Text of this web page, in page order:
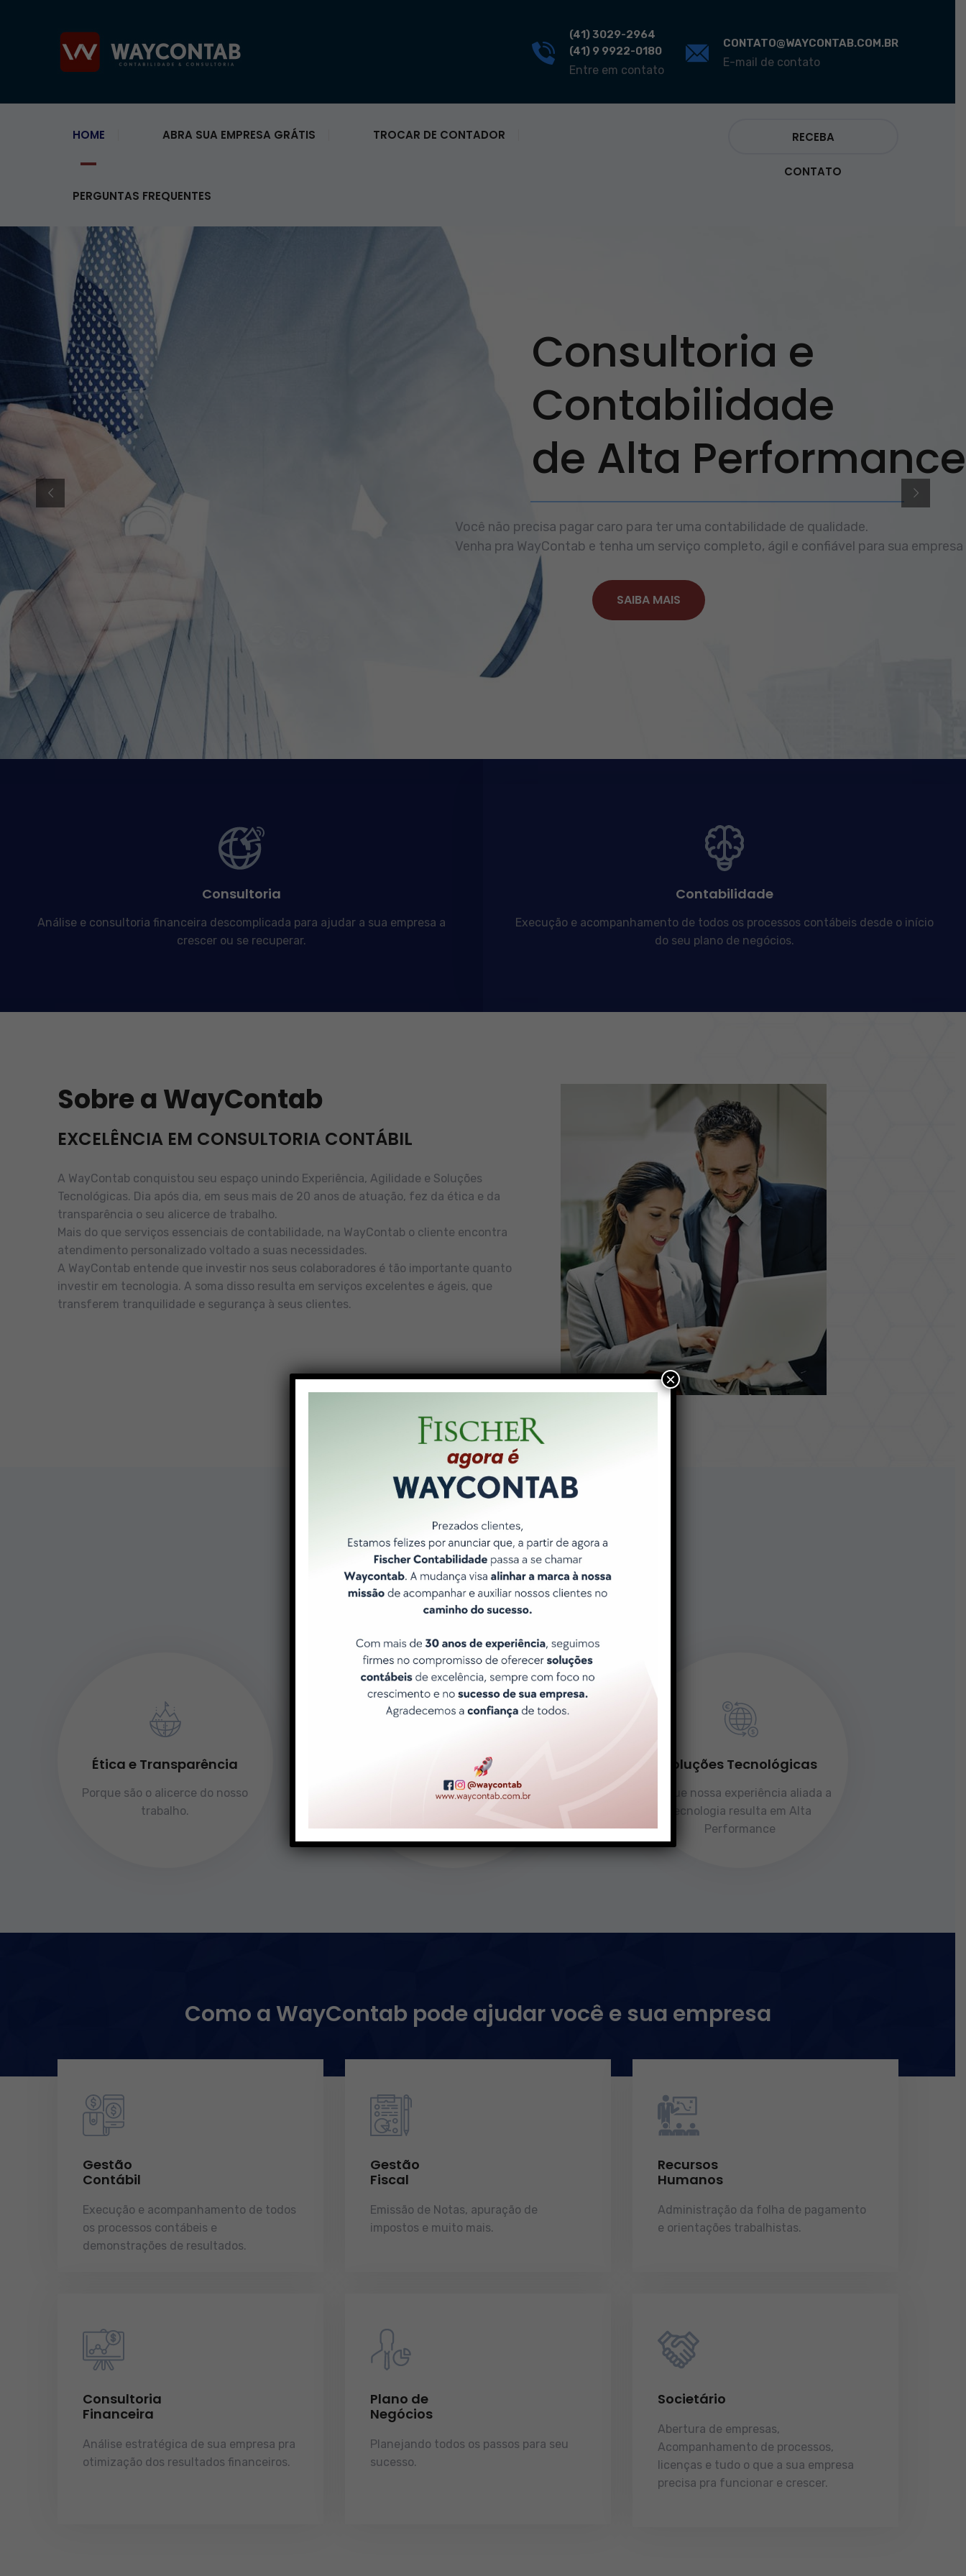
(41) 3029-2964
(41) 9 9922-0180
Entre em contato
CONTATO@WAYCONTAB.COM.BR
E-mail de contato
HOME ABRA SUA EMPRESA GRÁTIS TROCAR DE CONTADOR
PERGUNTAS FREQUENTES
RECEBA
CONTATO
Consultoria e
Contabilidade
de Alta Performance
Você não precisa pagar caro para ter uma contabilidade de qualidade.
Venha pra WayContab e tenha um serviço completo, ágil e confiável para sua empresa
SAIBA MAIS
Consultoria
Análise e consultoria financeira descomplicada para ajudar a sua empresa a
crescer ou se recuperar.
Contabilidade
Execução e acompanhamento de todos os processos contábeis desde o início
do seu plano de negócios.
Sobre a WayContab
EXCELÊNCIA EM CONSULTORIA CONTÁBIL
A WayContab conquistou seu espaço unindo Experiência, Agilidade e Soluções
Tecnológicas. Dia após dia, em seus mais de 20 anos de atuação, fez da ética e da
transparência o seu alicerce de trabalho.
Mais do que serviços essenciais de contabilidade, na WayContab o cliente encontra
atendimento personalizado voltado a suas necessidades.
A WayContab entende que investir nos seus colaboradores é tão importante quanto
investir em tecnologia. A soma disso resulta em serviços excelentes e ágeis, que
transferem tranquilidade e segurança à seus clientes.
Nossos Pilares
Nossa forma de entregar resultados é norteada por 3 pilares básicos:
Ética e Transparência
Porque são o alicerce do nosso
trabalho.
Atendimento ágil e Exclusivo
Porque sabemos que o tempo é
são únicas
Soluções Tecnológicas
Porque nossa experiência aliada a
tecnologia resulta em Alta
Performance
Como a WayContab pode ajudar você e sua empresa
Gestão
Contábil
Execução e acompanhamento de todos
os processos contábeis e
demonstrações de resultados.
Gestão
Fiscal
Emissão de Notas, apuração de
impostos e muito mais.
Recursos
Humanos
Administração da folha de pagamento
e orientações trabalhistas.
Consultoria
Financeira
Análise estratégica de sua empresa pra
otimização dos resultados financeiros.
Plano de
Negócios
Planejando todos os passos para seu
sucesso.
Societário
Abertura de empresas,
Acompanhamento de processos,
licenças e tudo o que a sua empresa
precisa pra funcionar e crescer.
×